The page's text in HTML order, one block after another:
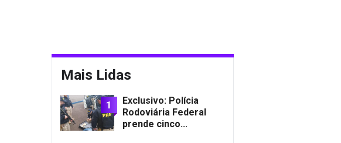
Mais Lidas
1
Exclusivo: Polícia
Rodoviária Federal
prende cinco...